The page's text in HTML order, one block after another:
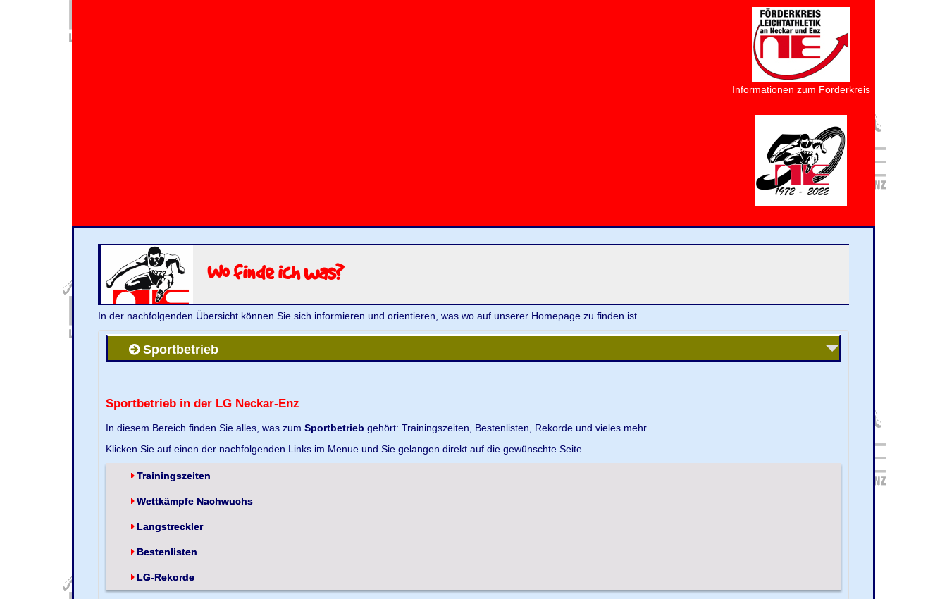
Informationen zum Förderkreis
Wo finde ich was?
In der nachfolgenden Übersicht können Sie sich informieren und orientieren, was wo auf unserer Homepage zu finden ist.
Sportbetrieb
Sportbetrieb in der LG Neckar-Enz
In diesem Bereich finden Sie alles, was zumSportbetrieb gehört: Trainingszeiten, Bestenlisten, Rekorde und vieles mehr.
Klicken Sie auf einen der nachfolgenden Links im Menue und Sie gelangen direkt auf die gewünschte Seite.
Trainingszeiten
Wettkämpfe Nachwuchs
Langstreckler
Bestenlisten
LG-Rekorde